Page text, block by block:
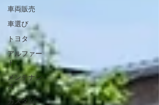
車両販売
車選び
トヨタ
アルファー
ド
メンテナン
ス
カスタム